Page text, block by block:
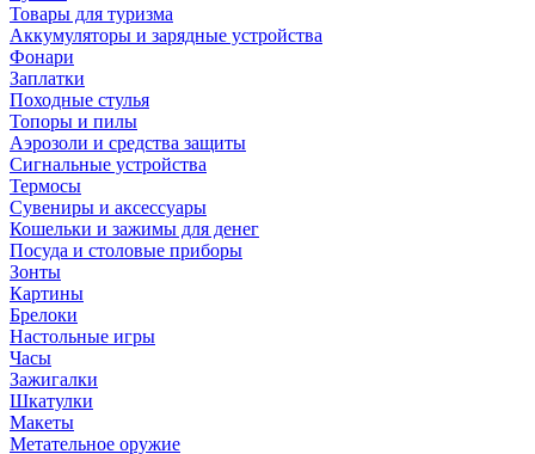
Товары для туризма
Аккумуляторы и зарядные устройства
Фонари
Заплатки
Походные стулья
Топоры и пилы
Аэрозоли и средства защиты
Сигнальные устройства
Термосы
Сувениры и аксессуары
Кошельки и зажимы для денег
Посуда и столовые приборы
Зонты
Картины
Брелоки
Настольные игры
Часы
Зажигалки
Шкатулки
Макеты
Метательное оружие